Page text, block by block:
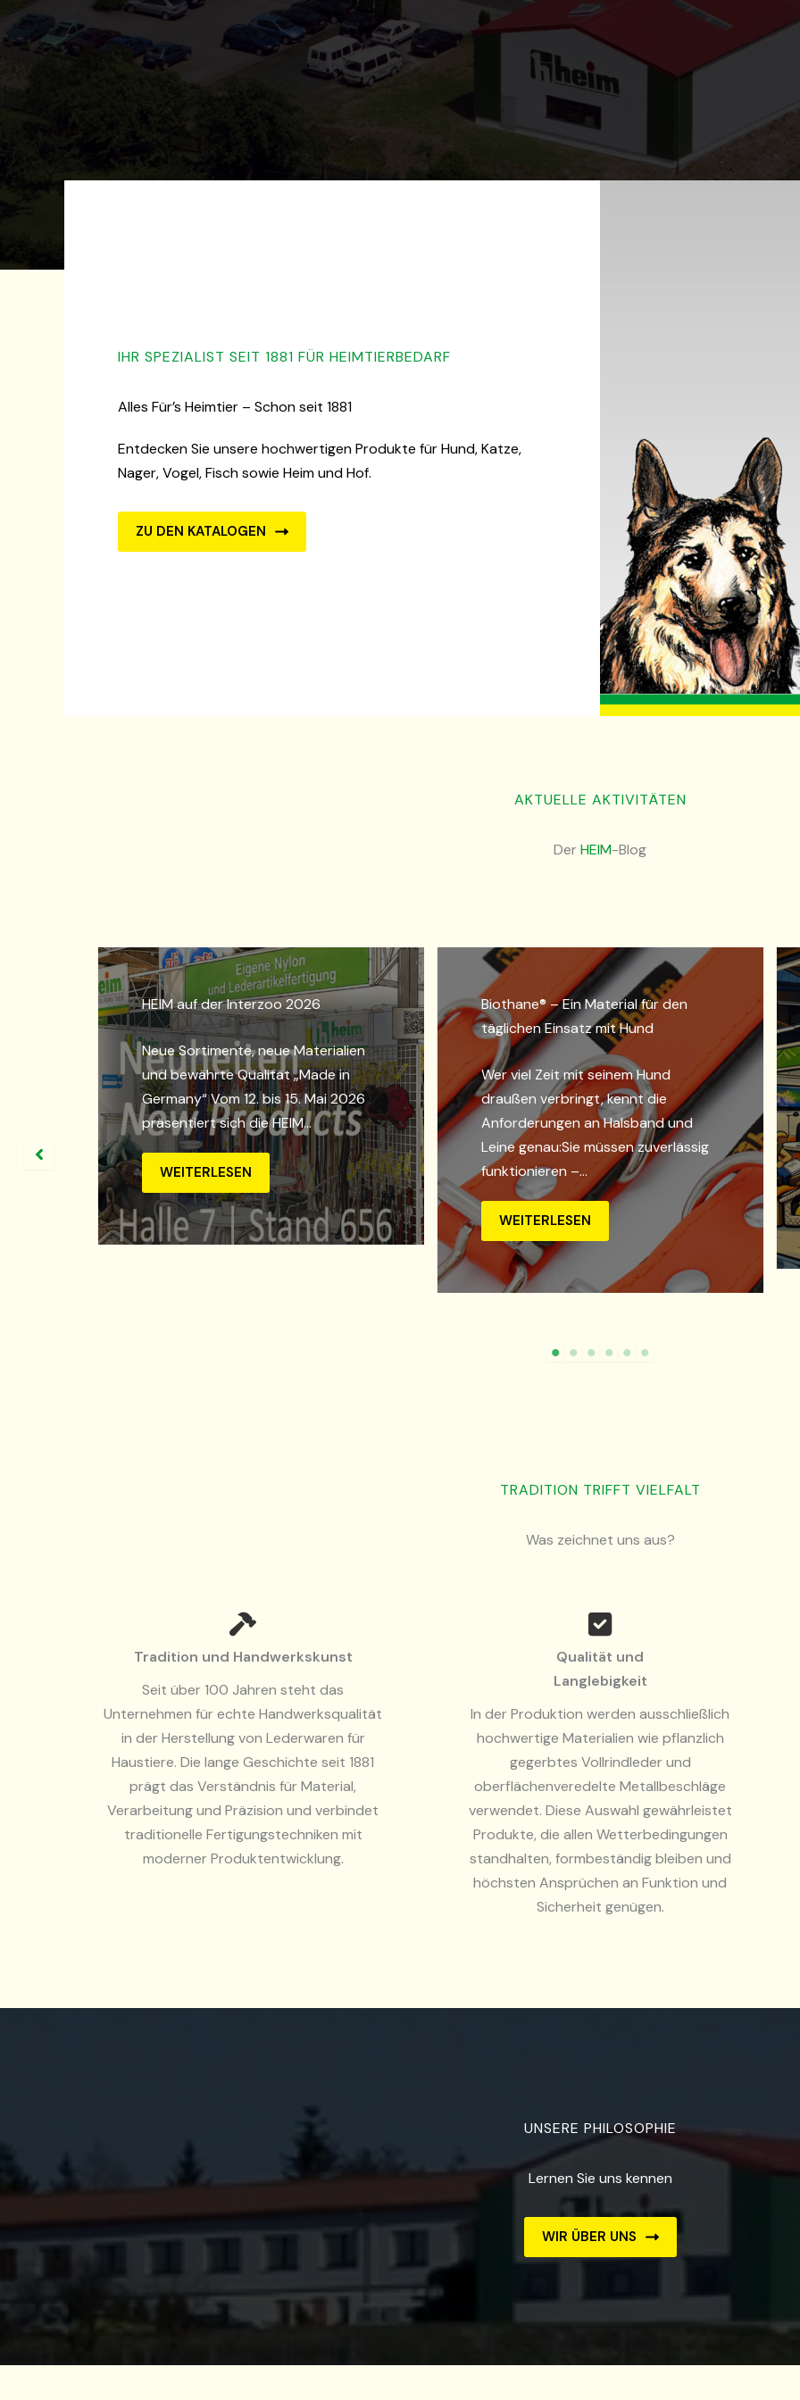
IHR SPEZIALIST SEIT 1881 FÜR HEIMTIERBEDARF
Alles Für’s Heimtier – Schon seit 1881
Entdecken Sie unsere hochwertigen Produkte für Hund, Katze,
Nager, Vogel, Fisch sowie Heim und Hof.
ZU DEN KATALOGEN
AKTUELLE AKTIVITÄTEN
DerHEIM-Blog
Biothane® – Ein Material für den
täglichen Einsatz mit Hund
Wer viel Zeit mit seinem Hund
draußen verbringt, kennt die
Anforderungen an Halsband und
Leine genau:Sie müssen zuverlässig
funktionieren –…
WEITERLESEN
Vorschau: Die Heim GmbH auf der
Interzoo 2026
Auch in diesem Jahr stellt die Firma
Heim auf der Interzoo in Nürnberg
aus.Seit über 30 Jahren ist die
Messe…
WEITERLESEN
TRADITION TRIFFT VIELFALT
Was zeichnet uns aus?
Tradition und Handwerkskunst
Seit über 100 Jahren steht das
Unternehmen für echte Handwerksqualität
in der Herstellung von Lederwaren für
Haustiere. Die lange Geschichte seit 1881
prägt das Verständnis für Material,
Verarbeitung und Präzision und verbindet
traditionelle Fertigungstechniken mit
moderner Produktentwicklung.
Qualität und
Langlebigkeit
In der Produktion werden ausschließlich
hochwertige Materialien wie pflanzlich
gegerbtes Vollrindleder und
oberflächenveredelte Metallbeschläge
verwendet. Diese Auswahl gewährleistet
Produkte, die allen Wetterbedingungen
standhalten, formbeständig bleiben und
höchsten Ansprüchen an Funktion und
Sicherheit genügen.
UNSERE PHILOSOPHIE
Lernen Sie uns kennen
WIR ÜBER UNS